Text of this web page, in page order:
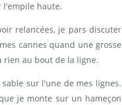
l'empile haute.
relancées, je pars discuter
cannes quand une grosse
rien au bout de la ligne.
sur l'une de mes lignes.
je monte sur un hameçon